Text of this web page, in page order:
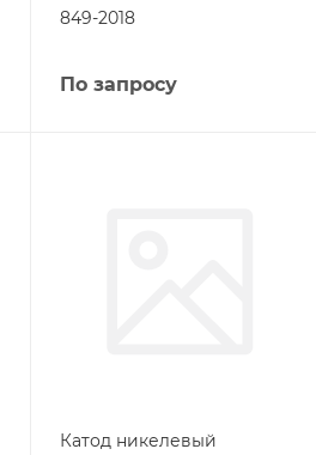
849-2018
По запросу
Катод никелевый